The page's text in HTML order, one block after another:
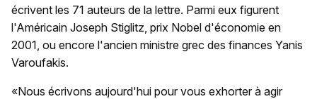
écrivent les 71 auteurs de la lettre. Parmi eux figurent
l'Américain Joseph Stiglitz, prix Nobel d'économie en
2001, ou encore l'ancien ministre grec des finances Yanis
Varoufakis.
«Nous écrivons aujourd'hui pour vous exhorter à agir